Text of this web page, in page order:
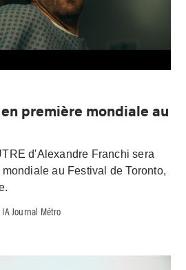
en première mondiale au
d'Alexandre Franchi sera
au Festival de Toronto,
Journal Métro